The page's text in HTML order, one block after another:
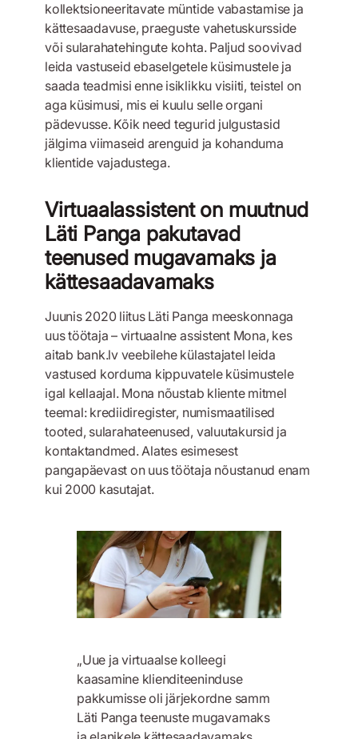
kollektsioneeritavate müntide vabastamise ja
kättesaadavuse, praeguste vahetuskursside
või sularahatehingute kohta. Paljud soovivad
leida vastuseid ebaselgetele küsimustele ja
saada teadmisi enne isiklikku visiiti, teistel on
aga küsimusi, mis ei kuulu selle organi
pädevusse. Kõik need tegurid julgustasid
jälgima viimaseid arenguid ja kohanduma
klientide vajadustega.
Virtuaalassistent on muutnud
Läti Panga pakutavad
teenused mugavamaks ja
kättesaadavamaks
Juunis 2020 liitus Läti Panga meeskonnaga
uus töötaja – virtuaalne assistent Mona, kes
aitab bank.lv veebilehe külastajatel leida
vastused korduma kippuvatele küsimustele
igal kellaajal. Mona nõustab kliente mitmel
teemal: krediidiregister, numismaatilised
tooted, sularahateenused, valuutakursid ja
kontaktandmed. Alates esimesest
pangapäevast on uus töötaja nõustanud enam
kui 2000 kasutajat.
„Uue ja virtuaalse kolleegi
kaasamine klienditeeninduse
pakkumisse oli järjekordne samm
Läti Panga teenuste mugavamaks